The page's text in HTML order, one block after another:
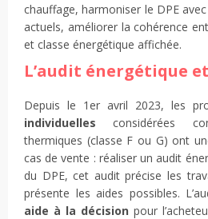
chauffage, harmoniser le DPE
actuels, améliorer la cohérence
et classe énergétique affichée.
L’audit énergétique et
Depuis le 1er avril 2023, les
individuelles considérées
thermiques (classe F ou G) ont
cas de vente : réaliser un audit
du DPE, cet audit précise les
présente les aides possibles.
aide à la décision pour